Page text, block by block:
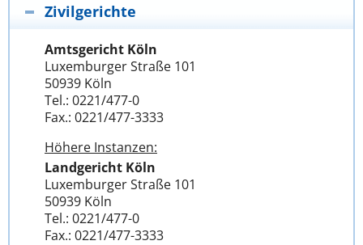
Zivilgerichte
Amtsgericht Köln
Luxemburger Straße 101
50939 Köln
Tel.: 0221/477-0
Fax.: 0221/477-3333
Höhere Instanzen:
Landgericht Köln
Luxemburger Straße 101
50939 Köln
Tel.: 0221/477-0
Fax.: 0221/477-3333